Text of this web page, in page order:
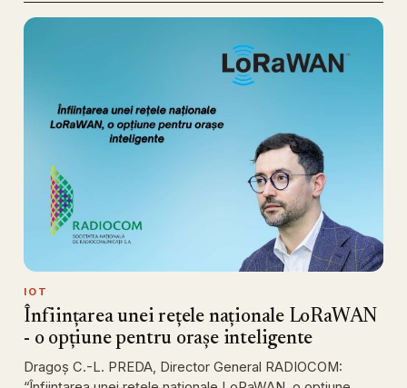
IOT
Înființarea unei rețele naționale LoRaWAN
- o opțiune pentru orașe inteligente
Dragoș C.-L. PREDA, Director General RADIOCOM: